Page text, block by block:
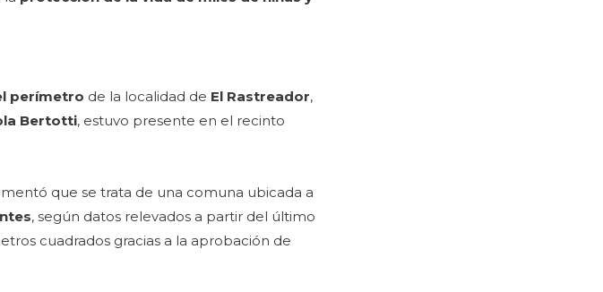
perímetro de la localidad de El Rastreador,
Bertotti, estuvo presente en el recinto
que se trata de una comuna ubicada a
, según datos relevados a partir del último
cuadrados gracias a la aprobación de